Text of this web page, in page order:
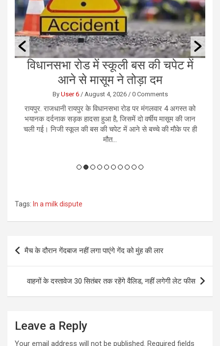
राजधानी में कथित तौर पर नकली नोट के
लिए हुआ सौदा, करोड़ो रुपये की हुई ठगी
By User 6/ August 4, 2026/ 0 Comments
रायपुर। राजधानी रायपुर में करोड़ों रुपये के कथित नकली नोटों के
सौदे के नाम पर एक कारोबारी से 1.13 करोड़ रुपये की ठगी का
सनसनीखेज मामला सामने आया है। आरोप है कि जाली नोट उपलब्ध
कराने का झांसा देकर आरोपियों...
Tags: In a milk dispute
Post
navigation
मैच के दौरान गेंदबाज नहीं लगा पाएंगे गेंद को मुंह की लार
वाहनों के दस्तावेज 30 सितंबर तक रहेंगे वैलिड, नहीं लगेगी लेट फीस
Leave a Reply
Your email address will not be published. Required fields